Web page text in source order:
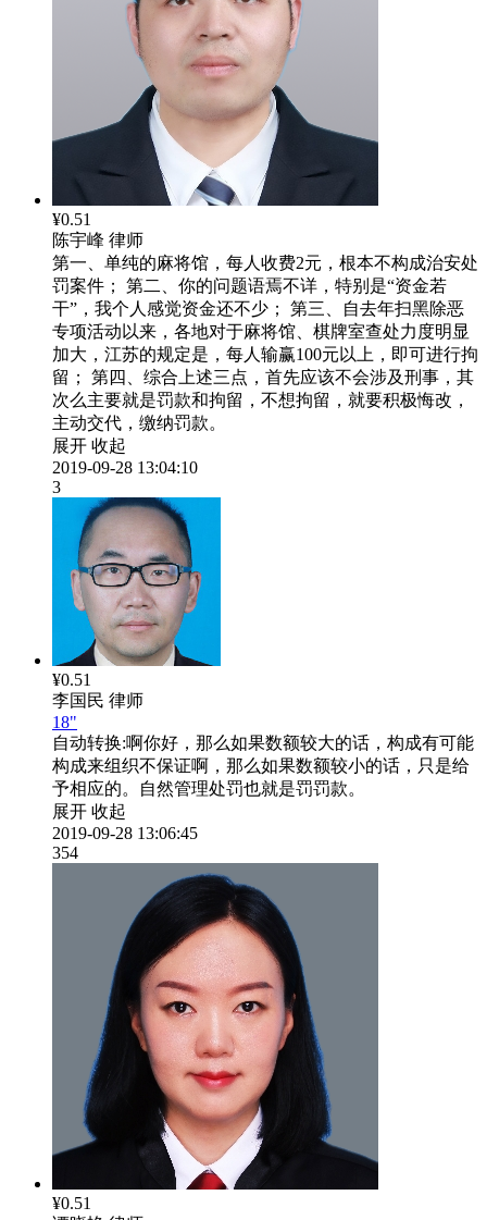
¥0.51
陈宇峰 律师
第一、单纯的麻将馆，每人收费2元，根本不构成治安处
罚案件； 第二、你的问题语焉不详，特别是“资金若
干”，我个人感觉资金还不少； 第三、自去年扫黑除恶
专项活动以来，各地对于麻将馆、棋牌室查处力度明显
加大，江苏的规定是，每人输赢100元以上，即可进行拘
留； 第四、综合上述三点，首先应该不会涉及刑事，其
次么主要就是罚款和拘留，不想拘留，就要积极悔改，
主动交代，缴纳罚款。
展开 收起
2019-09-28 13:04:10
3
¥0.51
李国民 律师
18"
自动转换:啊你好，那么如果数额较大的话，构成有可能
构成来组织不保证啊，那么如果数额较小的话，只是给
予相应的。自然管理处罚也就是罚罚款。
展开 收起
2019-09-28 13:06:45
354
¥0.51